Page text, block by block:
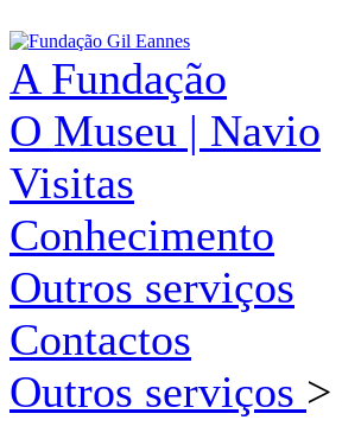
A Fundação
O Museu | Navio
Visitas
Conhecimento
Outros serviços
Contactos
Outros serviços >